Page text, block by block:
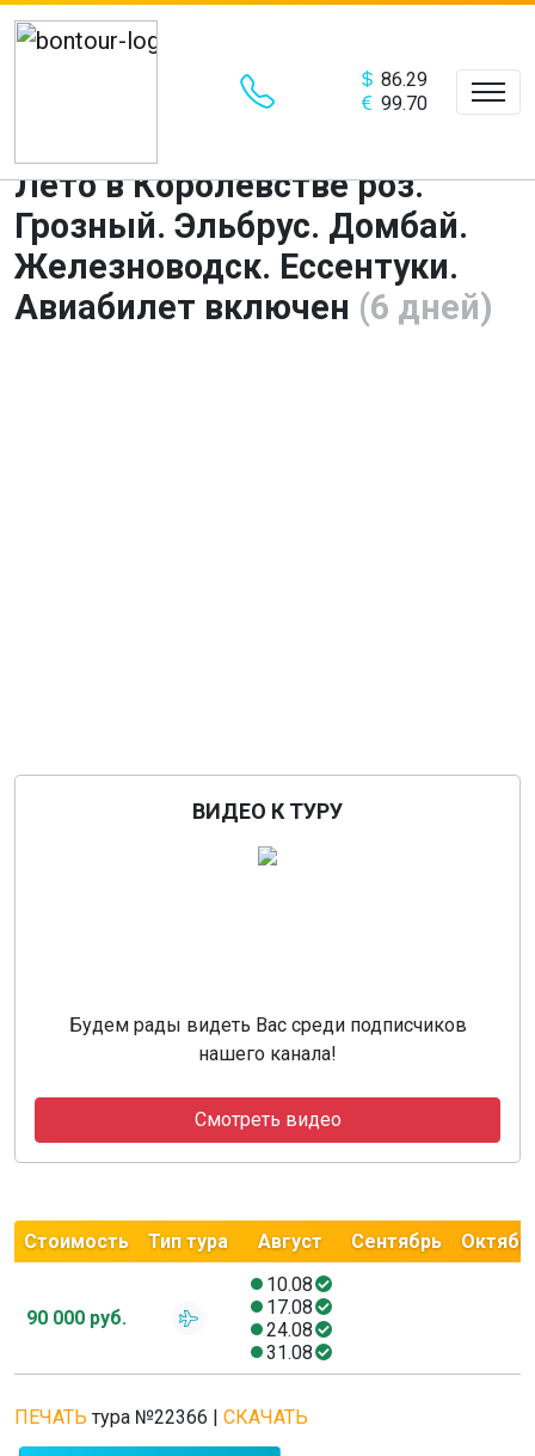
86.29
99.70
Лето в Королевстве роз.
Грозный. Эльбрус. Домбай.
Железноводск. Ессентуки.
Авиабилет включен (6 дней)
ВИДЕО К ТУРУ
Будем рады видеть Вас среди подписчиков
нашего канала!
Смотреть видео
Стоимость Тип тура Август Сентябрь
90 000 руб.
10.08
17.08
24.08
31.08
ПЕЧАТЬ тура №22366 | СКАЧАТЬ